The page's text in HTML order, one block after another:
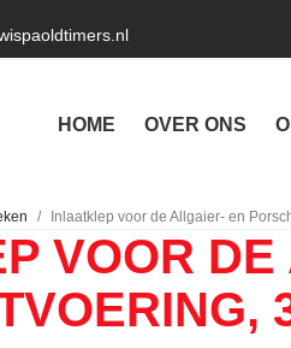
HOME OVER ONS
Inlaatklep voor de Allgaier- en
VOOR